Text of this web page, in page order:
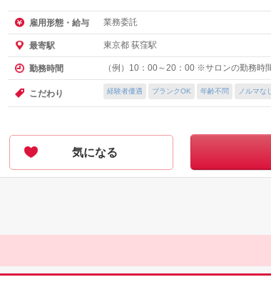
雇用形態・給与 業務委託
最寄駅 東京都 荻窪駅
勤務時間 （例）10：00～20：00 ※サロンの勤務時
こだわり 経験者優遇 ブランクOK 年齢不問 ノルマな
気になる